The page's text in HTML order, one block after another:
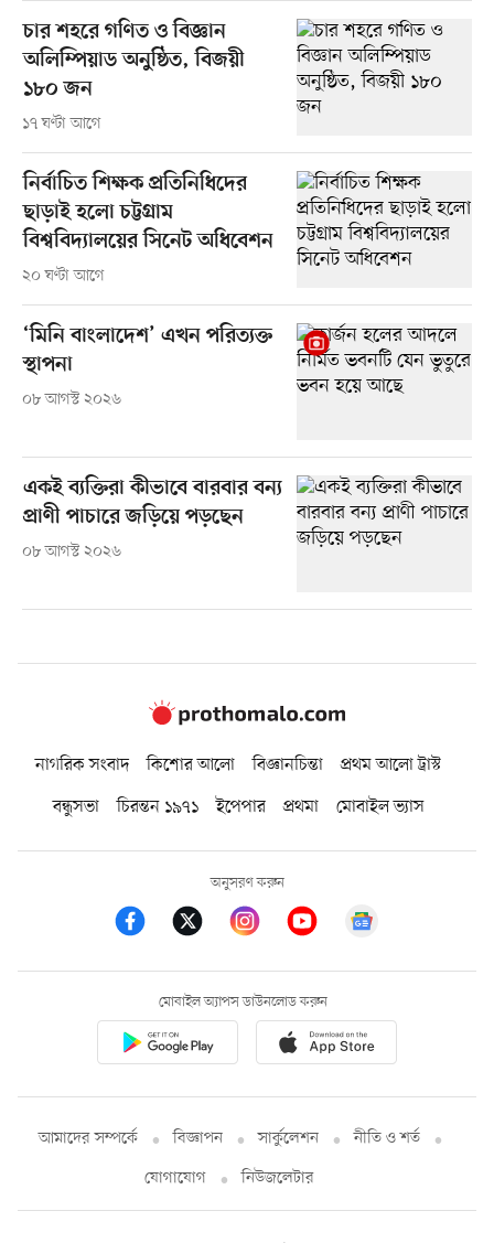
চার শহরে গণিত ও বিজ্ঞান
অলিম্পিয়াড অনুষ্ঠিত, বিজয়ী
১৮০ জন
১৭ ঘণ্টা আগে
নির্বাচিত শিক্ষক প্রতিনিধিদের
ছাড়াই হলো চট্টগ্রাম
বিশ্ববিদ্যালয়ের সিনেট অধিবেশন
২০ ঘণ্টা আগে
‘মিনি বাংলাদেশ’ এখন পরিত্যক্ত
স্থাপনা
০৮ আগস্ট ২০২৬
একই ব্যক্তিরা কীভাবে বারবার বন্য
প্রাণী পাচারে জড়িয়ে পড়ছেন
০৮ আগস্ট ২০২৬
নাগরিক সংবাদ কিশোর আলো বিজ্ঞানচিন্তা
প্রথম আলো ট্রাস্ট
বন্ধুসভা
চিরন্তন ১৯৭১ ইপেপার প্রথমা মোবাইল ভ্যাস
অনুসরণ করুন
মোবাইল অ্যাপস ডাউনলোড করুন
আমাদের সম্পর্কে বিজ্ঞাপন সার্কুলেশন
নীতি ও শর্ত
যোগাযোগ
নিউজলেটার